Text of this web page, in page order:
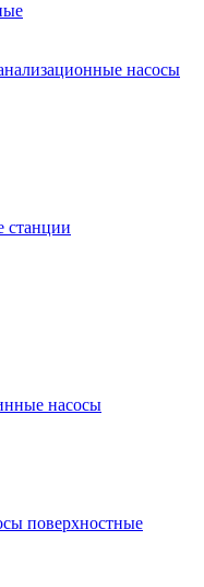
насосы
станции
насосы
поверхностные